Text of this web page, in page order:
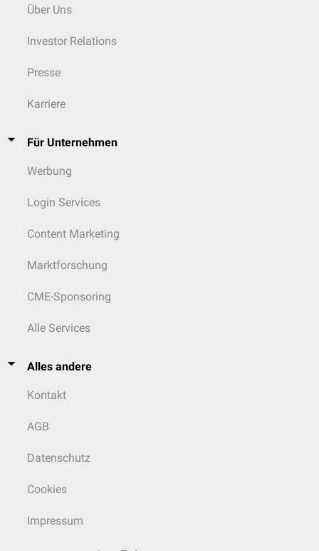
Über Uns
Investor Relations
Presse
Karriere
Für Unternehmen
Werbung
Login Services
Content Marketing
Marktforschung
CME-Sponsoring
Alle Services
Alles andere
Kontakt
AGB
Datenschutz
Cookies
Impressum